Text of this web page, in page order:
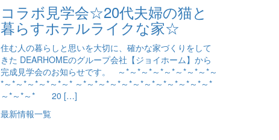
コラボ見学会☆20代夫婦の猫と
暮らすホテルライクな家☆
住む人の暮らしと思いを大切に、確かな家づくりをして
きた DEARHOMEのグループ会社【ジョイホーム】から
完成見学会のお知らせです。 ～*～*～*～*～*～*～*～*～
*～*～*～*～*～*～* ～*～*～*～*～*～*～*～*～*～*～*～*
～*～*～* 20 […]
最新情報一覧